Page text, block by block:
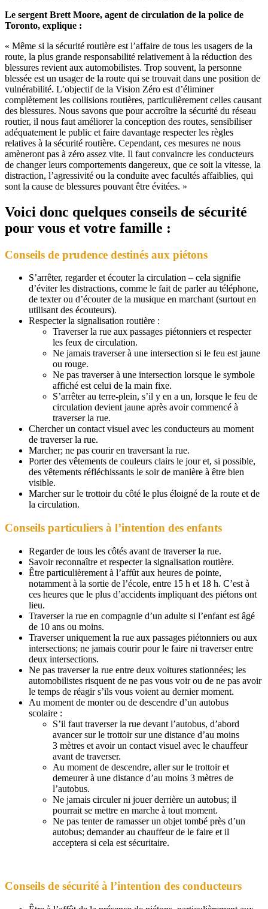
Le sergent Brett Moore, agent de circulation de la police de
Toronto, explique :
« Même si la sécurité routière est l’affaire de tous les usagers de la
route, la plus grande responsabilité relativement à la réduction des
blessures revient aux automobilistes. Trop souvent, la personne
blessée est un usager de la route qui se trouvait dans une position de
vulnérabilité. L’objectif de la Vision Zéro est d’éliminer
complètement les collisions routières, particulièrement celles causant
des blessures. Nous savons que pour accroître la sécurité du réseau
routier, il nous faut améliorer la conception des routes, sensibiliser
adéquatement le public et faire davantage respecter les règles
relatives à la sécurité routière. Cependant, ces mesures ne nous
amèneront pas à zéro assez vite. Il faut convaincre les conducteurs
de changer leurs comportements dangereux, que ce soit la vitesse, la
distraction, l’agressivité ou la conduite avec facultés affaiblies, qui
sont la cause de blessures pouvant être évitées. »
Voici donc quelques conseils de sécurité
pour vous et votre famille :
Conseils de prudence destinés aux piétons
S’arrêter, regarder et écouter la circulation – cela signifie
d’éviter les distractions, comme le fait de parler au téléphone,
de texter ou d’écouter de la musique en marchant (surtout en
utilisant des écouteurs).
Respecter la signalisation routière :
Traverser la rue aux passages piétonniers et respecter
les feux de circulation.
Ne jamais traverser à une intersection si le feu est jaune
ou rouge.
Ne pas traverser à une intersection lorsque le symbole
affiché est celui de la main fixe.
S’arrêter au terre-plein, s’il y en a un, lorsque le feu de
circulation devient jaune après avoir commencé à
traverser la rue.
Chercher un contact visuel avec les conducteurs au moment
de traverser la rue.
Marcher; ne pas courir en traversant la rue.
Porter des vêtements de couleurs clairs le jour et, si possible,
des vêtements réfléchissants le soir de manière à être bien
visible.
Marcher sur le trottoir du côté le plus éloigné de la route et de
la circulation.
Conseils particuliers à l’intention des enfants
Regarder de tous les côtés avant de traverser la rue.
Savoir reconnaître et respecter la signalisation routière.
Être particulièrement à l’affût aux heures de pointe,
notamment à la sortie de l’école, entre 15 h et 18 h. C’est à
ces heures que le plus d’accidents impliquant des piétons ont
lieu.
Traverser la rue en compagnie d’un adulte si l’enfant est âgé
de 10 ans ou moins.
Traverser uniquement la rue aux passages piétonniers ou aux
intersections; ne jamais courir pour le faire ni traverser entre
deux intersections.
Ne pas traverser la rue entre deux voitures stationnées; les
automobilistes risquent de ne pas vous voir ou de ne pas avoir
le temps de réagir s’ils vous voient au dernier moment.
Au moment de monter ou de descendre d’un autobus
scolaire :
S’il faut traverser la rue devant l’autobus, d’abord
avancer sur le trottoir sur une distance d’au moins
3 mètres et avoir un contact visuel avec le chauffeur
avant de traverser.
Au moment de descendre, aller sur le trottoir et
demeurer à une distance d’au moins 3 mètres de
l’autobus.
Ne jamais circuler ni jouer derrière un autobus; il
pourrait se mettre en marche à tout moment.
Ne pas tenter de ramasser un objet tombé près d’un
autobus; demander au chauffeur de le faire et il
acceptera si cela est sécuritaire.
Conseils de sécurité à l’intention des conducteurs